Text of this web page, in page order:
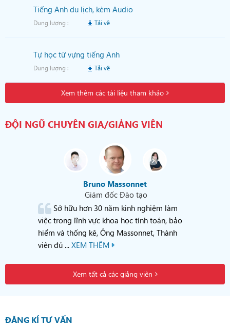
Tiếng Anh du lịch, kèm Audio
Dung lượng : Tải về
Tự học từ vựng tiếng Anh
Dung lượng : Tải về
Xem thêm các tài liệu tham khảo
ĐỘI NGŨ CHUYÊN GIA/GIẢNG VIÊN
Bruno Massonnet
Giám đốc Đào tạo
Sở hữu hơn 30 năm kinh nghiệm làm
việc trong lĩnh vực khoa học tính toán, bảo
hiểm và thống kê, Ông Massonnet, Thành
viên đủ ... XEM THÊM
Xem tất cả các giảng viên
ĐĂNG KÍ TƯ VẤN